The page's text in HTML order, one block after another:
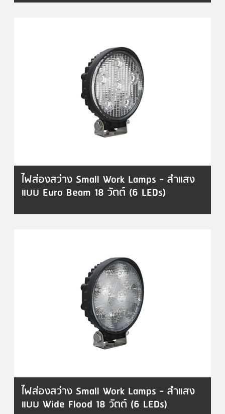
ไฟส่องสว่าง Small Work Lamps - ลำแสง
แบบ Euro Beam 18 วัตต์ (6 LEDs)
ไฟส่องสว่าง Small Work Lamps - ลำแสง
แบบ Wide Flood 18 วัตต์ (6 LEDs)